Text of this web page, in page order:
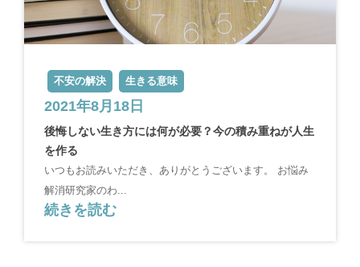
不安の解決 生きる意味
2021年8月18日
後悔しない生き方には何が必要？今の積み重ねが人生
を作る
いつもお読みいただき、ありがとうございます。 お悩み
解消研究家のわ...
続きを読む